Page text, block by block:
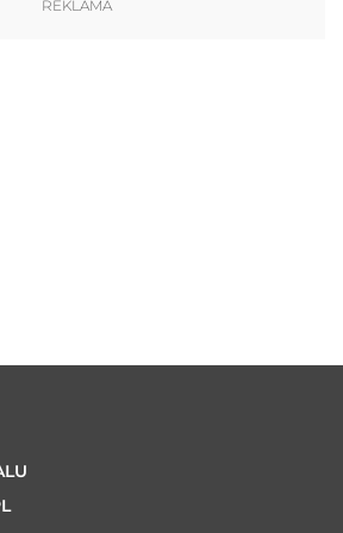
REKLAMA